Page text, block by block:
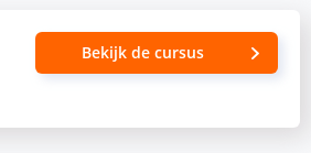
Bekijk de cursus